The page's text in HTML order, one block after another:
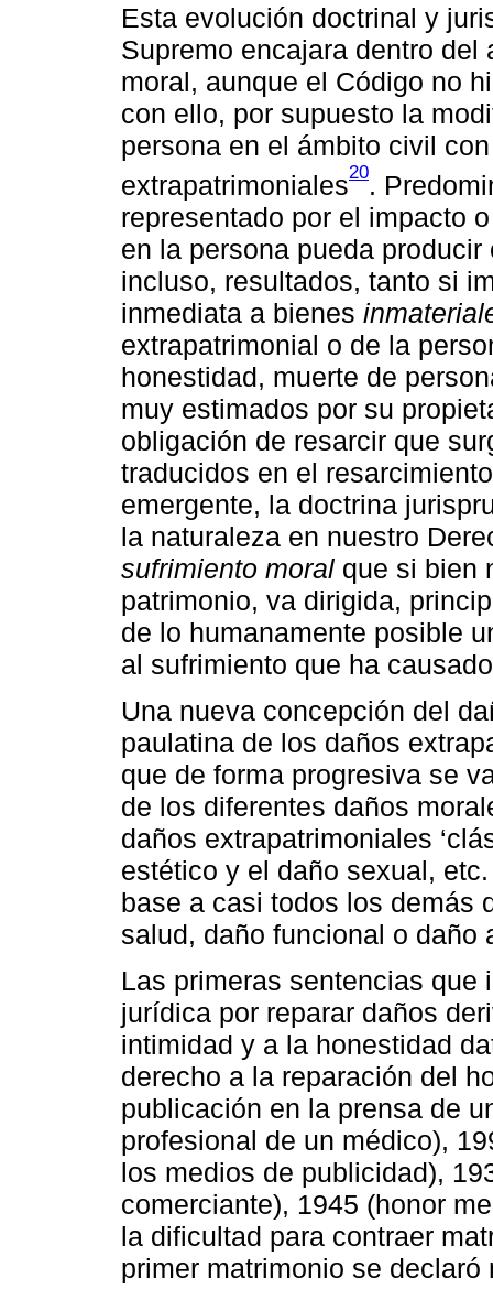
Esta evolución doctrinal y
Supremo encajara dentro
moral, aunque el Código no
con ello, por supuesto la
persona en el ámbito civil
extrapatrimoniales20.
representado por el impacto
en la persona pueda
incluso, resultados, tanto si
inmediata a bienes
extrapatrimonial o de la
honestidad, muerte de
muy estimados por su
obligación de resarcir que
traducidos en el
emergente, la doctrina
la naturaleza en nuestro
sufrimiento moral que si bien
patrimonio, va dirigida,
de lo humanamente posible
al sufrimiento que ha
Una nueva concepción del
paulatina de los daños
que de forma progresiva se
de los diferentes daños
daños extrapatrimoniales
estético y el daño sexual,
base a casi todos los demás
salud, daño funcional o
Las primeras sentencias que
jurídica por reparar daños
intimidad y a la honestidad
derecho a la reparación del
publicación en la prensa de
profesional de un médico),
los medios de publicidad),
comerciante), 1945 (honor
la dificultad para contraer
primer matrimonio se declaró